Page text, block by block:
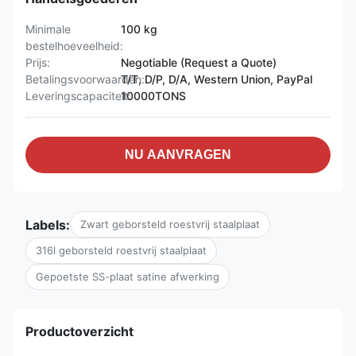
Minimale
bestelhoeveelheid:
100 kg
Prijs:
Negotiable (Request a Quote)
Betalingsvoorwaarden:T/T, D/P, D/A, Western Union, PayPal
Leveringscapaciteit:10000TONS
NU AANVRAGEN
Labels: Zwart geborsteld roestvrij staalplaat
316l geborsteld roestvrij staalplaat
Gepoetste SS-plaat satine afwerking
Productoverzicht